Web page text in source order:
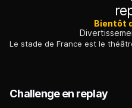
Bientôt
Challenge en replay